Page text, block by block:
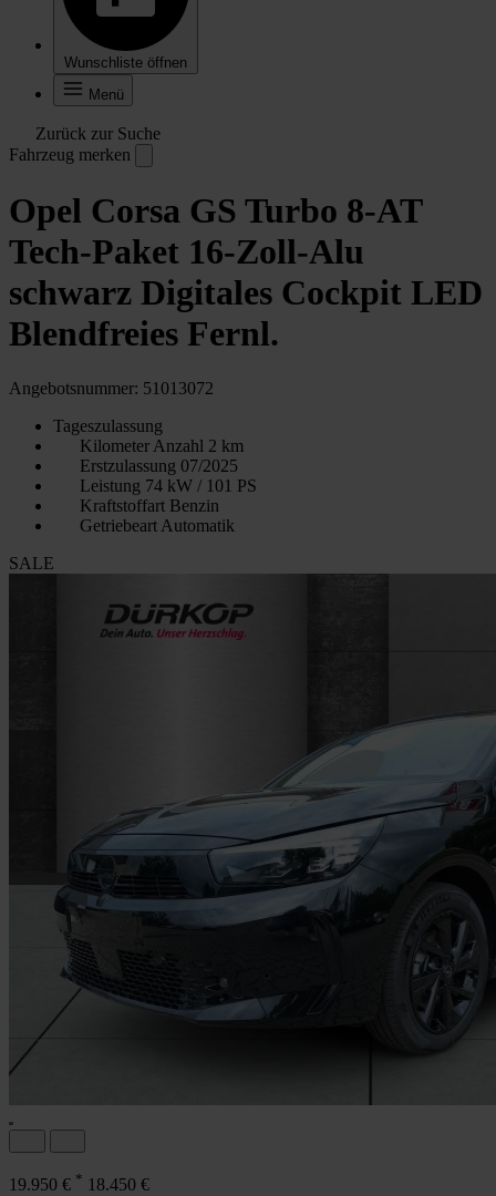
Wunschliste öffnen
Menü
Zurück zur Suche
Fahrzeug merken
Opel Corsa GS Turbo 8-AT
Tech-Paket 16-Zoll-Alu
schwarz Digitales Cockpit LED
Blendfreies Fernl.
Angebotsnummer: 51013072
Tageszulassung
Kilometer Anzahl 2 km
Erstzulassung 07/2025
Leistung 74 kW / 101 PS
Kraftstoffart Benzin
Getriebeart Automatik
SALE
19.950 € * 18.450 €